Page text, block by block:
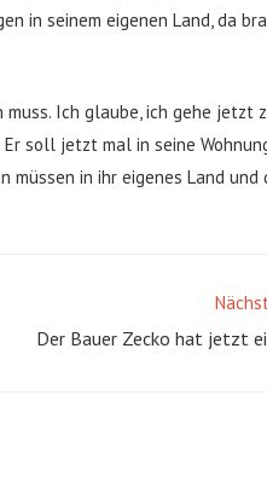
in seinem eigenen Land, da
Ich glaube, ich gehe jetzt
soll jetzt mal in seine
in ihr eigenes Land und
Der Bauer Zecko hat jetzt